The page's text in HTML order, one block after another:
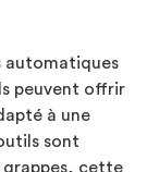
automatiques
peuvent offrir
à une
sont
grappes, cette